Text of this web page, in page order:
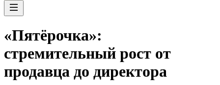
«Пятёрочка»:
стремительный рост от
продавца до директора